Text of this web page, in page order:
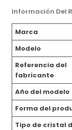
Información Del
Marca
Modelo
Referencia del
fabricante
Año del modelo
Forma del
Tipo de cristal